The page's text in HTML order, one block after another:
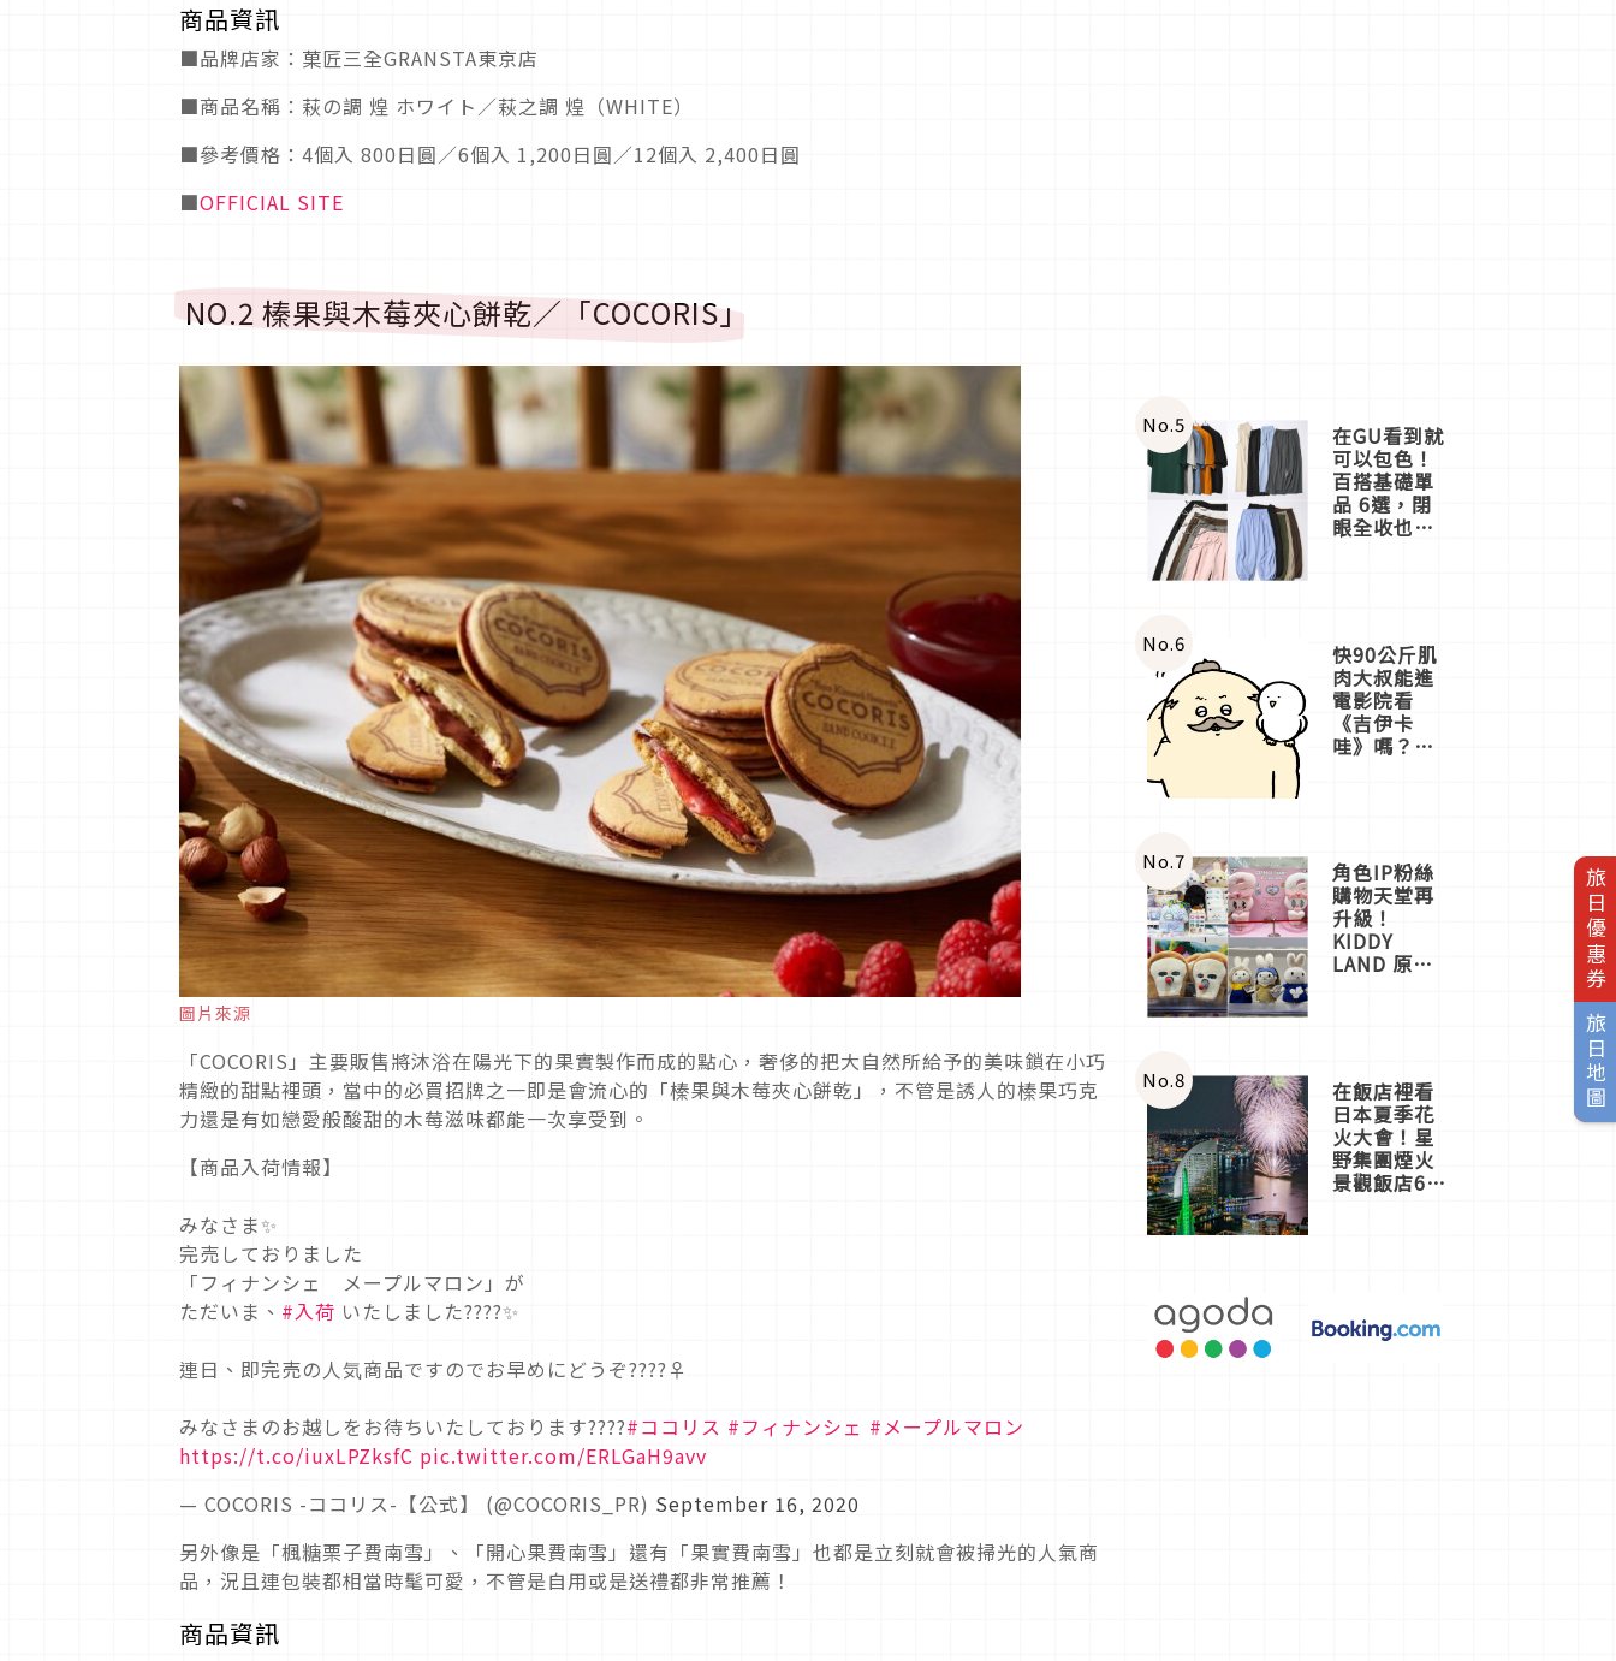
旅日優惠券
旅日地圖
商品資訊
■品牌店家：菓匠三全GRANSTA東京店
■商品名稱：萩の調 煌 ホワイト／萩之調 煌（WHITE）
■參考價格：4個入 800日圓／6個入 1,200日圓／12個入 2,400日圓
■OFFICIAL SITE
NO.2 榛果與木莓夾心餅乾／「COCORIS」
圖片來源
「COCORIS」主要販售將沐浴在陽光下的果實製作而成的點心，奢侈的把大自然所給予的美味鎖在小巧
精緻的甜點裡頭，當中的必買招牌之一即是會流心的「榛果與木莓夾心餅乾」，不管是誘人的榛果巧克
力還是有如戀愛般酸甜的木莓滋味都能一次享受到。
【商品入荷情報】
みなさま✨
完売しておりました
「フィナンシェ メープルマロン」が
ただいま、 #入荷 いたしました????✨
連日、即完売の人気商品ですのでお早めにどうぞ????‍♀️
みなさまのお越しをお待ちいたしております????#ココリス #フィナンシェ #メープルマロン
https://t.co/iuxLPZksfC pic.twitter.com/ERLGaH9avv
— COCORIS -ココリス-【公式】 (@COCORIS_PR) September 16, 2020
另外像是「楓糖栗子費南雪」、「開心果費南雪」還有「果實費南雪」也都是立刻就會被掃光的人氣商
品，況且連包裝都相當時髦可愛，不管是自用或是送禮都非常推薦！
商品資訊
No.5 在GU看到就
可以包色！
百搭基礎單
品 6選，閉
眼全收也不
No.6 快90公斤肌
肉大叔能進
電影院看
《吉伊卡
哇》嗎？日
一同給出了
答案
No.7 角色IP粉絲
購物天堂再
升級！
KIDDY
LAND 原宿
店3分即達
No.8 在飯店裡看
日本夏季花
火大會！星
野集團煙火
景觀飯店6